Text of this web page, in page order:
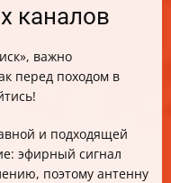
и спутниковое ТВ
ручного и
каналов
каналов
важно
перед походом в
и подходящей
эфирный сигнал
поэтому антенну